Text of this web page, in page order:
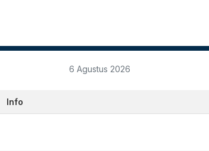
6 Agustus 2026
Info